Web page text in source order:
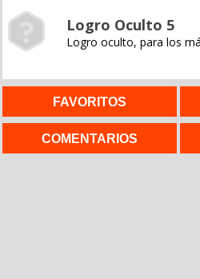
Logro Oculto 5
Logro oculto, para los
FAVORITOS
COMENTARIOS